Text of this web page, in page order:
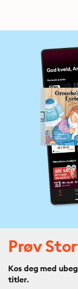
Prøv
Kos deg med
titler.